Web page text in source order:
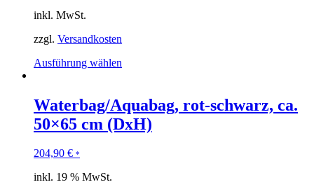
inkl. MwSt.
zzgl. Versandkosten
Ausführung wählen
Waterbag/Aquabag, rot-schwarz, ca.
50×65 cm (DxH)
204,90 € *
inkl. 19 % MwSt.